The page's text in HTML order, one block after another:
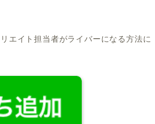
エイト担当者がライバーになる方法に